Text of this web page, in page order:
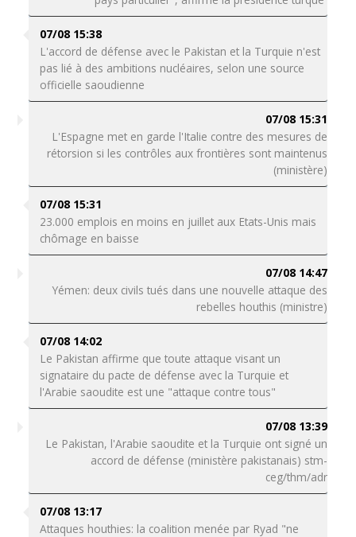
07/08 15:38
L'accord de défense avec le Pakistan et la Turquie n'est
pas lié à des ambitions nucléaires, selon une source
officielle saoudienne
07/08 15:31
L'Espagne met en garde l'Italie contre des mesures de
rétorsion si les contrôles aux frontières sont maintenus
(ministère)
07/08 15:31
23.000 emplois en moins en juillet aux Etats-Unis mais
chômage en baisse
07/08 14:47
Yémen: deux civils tués dans une nouvelle attaque des
rebelles houthis (ministre)
07/08 14:02
Le Pakistan affirme que toute attaque visant un
signataire du pacte de défense avec la Turquie et
l'Arabie saoudite est une "attaque contre tous"
07/08 13:39
Le Pakistan, l'Arabie saoudite et la Turquie ont signé un
accord de défense (ministère pakistanais) stm-
ceg/thm/adr
07/08 13:17
Attaques houthies: la coalition menée par Ryad "ne